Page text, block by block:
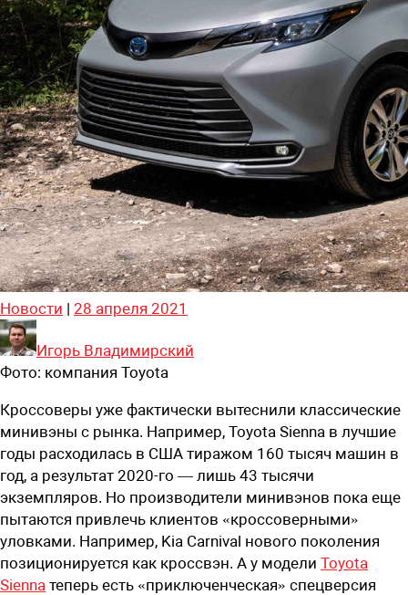
Новости | 28 апреля 2021
Игорь Владимирский
Фото: компания Toyota
Кроссоверы уже фактически вытеснили классические
минивэны с рынка. Например, Toyota Sienna в лучшие
годы расходилась в США тиражом 160 тысяч машин в
год, а результат 2020-го — лишь 43 тысячи
экземпляров. Но производители минивэнов пока еще
пытаются привлечь клиентов «кроссоверными»
уловками. Например, Kia Carnival нового поколения
позиционируется как кроссвэн. А у модели Toyota
Sienna теперь есть «приключенческая» спецверсия